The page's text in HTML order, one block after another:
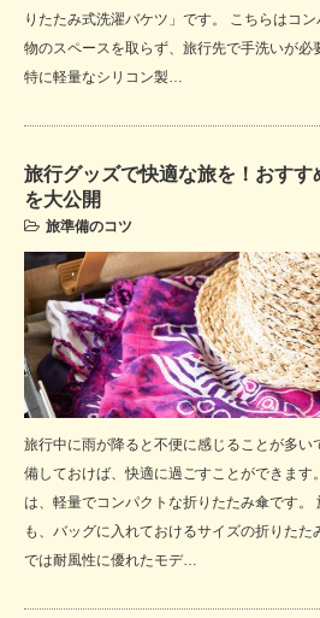
りたたみ式洗濯バケツ」です。 こちらはコ
物のスペースを取らず、旅行先で手洗いが必
特に軽量なシリコン製…
旅行グッズで快適な旅を！おすす
を大公開
旅準備のコツ
旅行中に雨が降ると不便に感じることが多い
備しておけば、快適に過ごすことができます
は、軽量でコンパクトな折りたたみ傘です。
も、バッグに入れておけるサイズの折りたた
では耐風性に優れたモデ…